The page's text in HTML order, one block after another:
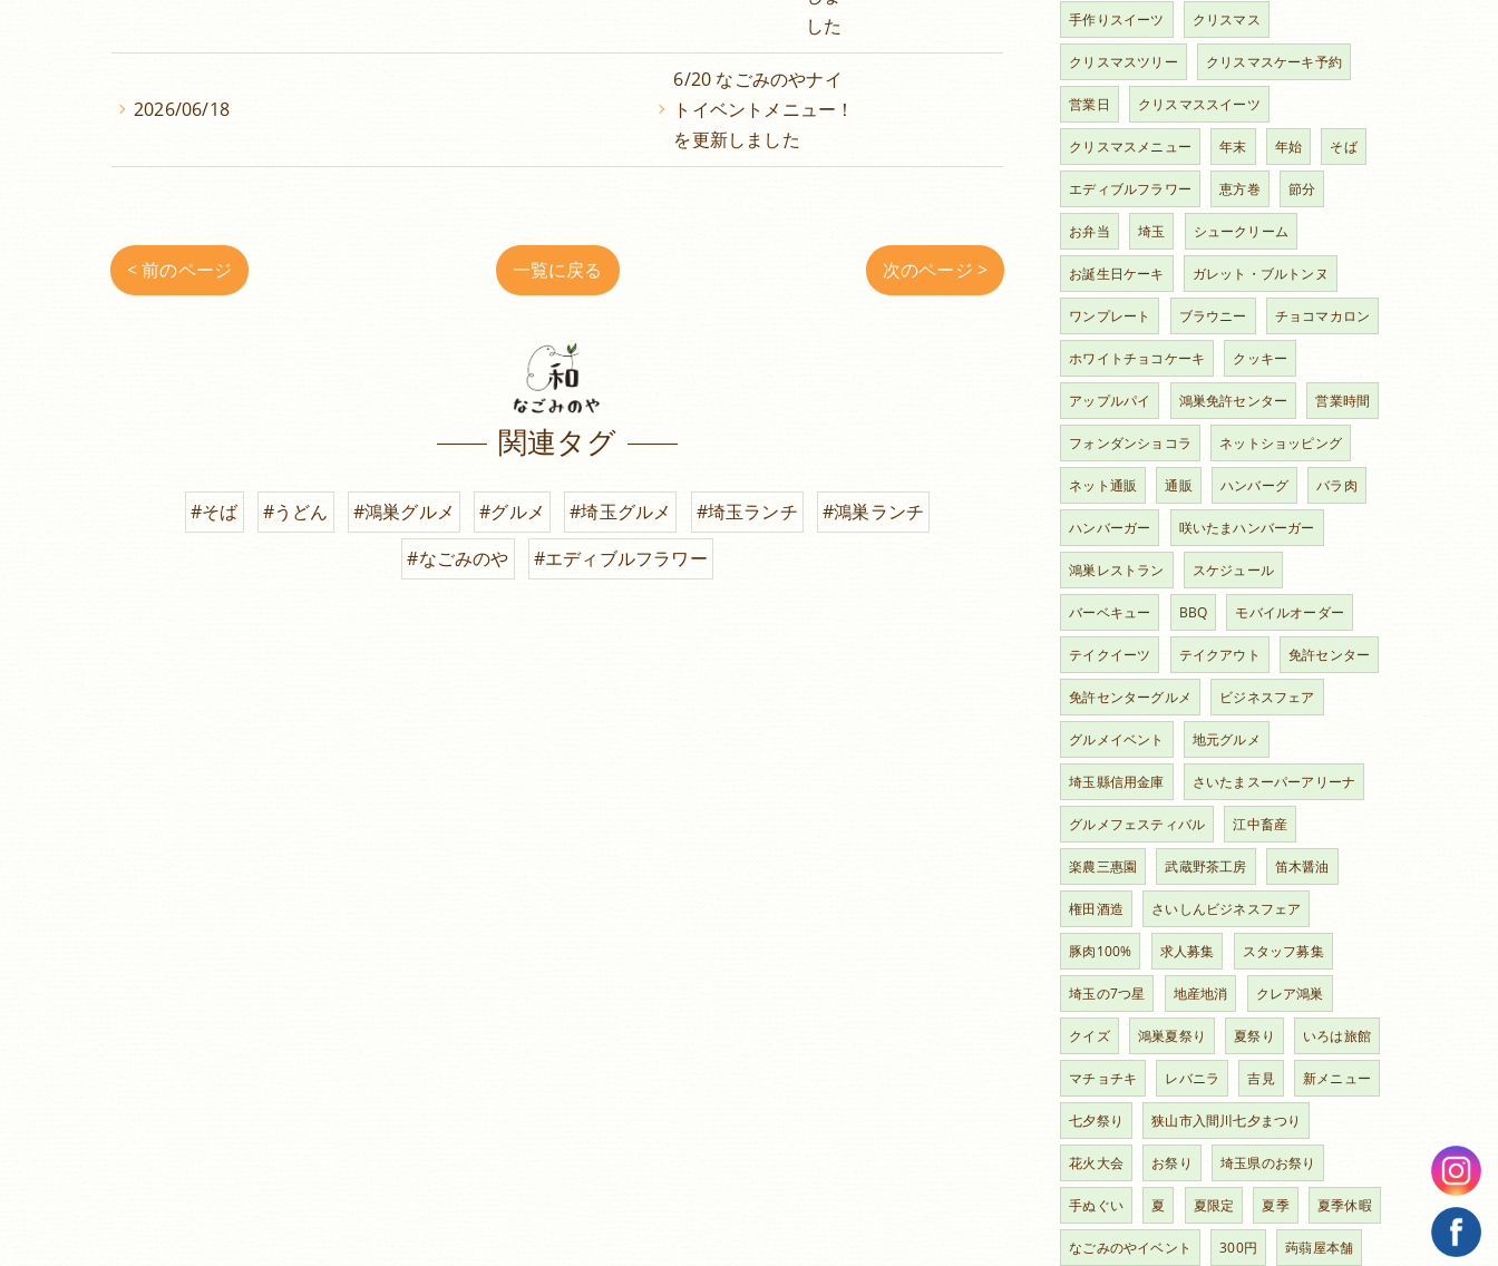
した
2026/06/18
6/20 なごみのやナイ
トイベントメニュー！
を更新しました
< 前のページ 一覧に戻る 次のページ >
関連タグ
#そば #うどん #鴻巣グルメ #グルメ #埼玉グルメ #埼玉ランチ
#鴻巣ランチ
#なごみのや
#エディブルフラワー
手作りスイーツ クリスマス
クリスマスツリー クリスマスケーキ予約
営業日 クリスマススイーツ
クリスマスメニュー 年末 年始 そば
エディブルフラワー 恵方巻 節分
お弁当 埼玉 シュークリーム
お誕生日ケーキ ガレット・ブルトンヌ
ワンプレート ブラウニー チョコマカロン
ホワイトチョコケーキ クッキー
アップルパイ 鴻巣免許センター 営業時間
フォンダンショコラ ネットショッピング
ネット通販 通販 ハンバーグ バラ肉
ハンバーガー 咲いたまハンバーガー
鴻巣レストラン スケジュール
バーベキュー BBQ モバイルオーダー
テイクイーツ テイクアウト 免許センター
免許センターグルメ ビジネスフェア
グルメイベント 地元グルメ
埼玉縣信用金庫 さいたまスーパーアリーナ
グルメフェスティバル 江中畜産
楽農三惠園 武蔵野茶工房 笛木醤油
権田酒造 さいしんビジネスフェア
豚肉100% 求人募集 スタッフ募集
埼玉の7つ星 地産地消 クレア鴻巣
クイズ 鴻巣夏祭り 夏祭り いろは旅館
マチョチキ レバニラ 吉見 新メニュー
七夕祭り 狭山市入間川七夕まつり
花火大会 お祭り 埼玉県のお祭り
手ぬぐい 夏 夏限定 夏季 夏季休暇
なごみのやイベント 300円 蒟蒻屋本舗